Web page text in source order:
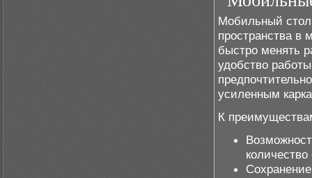
Мобильный стол
пространства в
быстро менять
удобство
усиленным
К
количество